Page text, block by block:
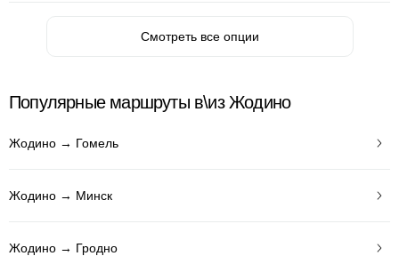
Смотреть все опции
Популярные маршруты в\из Жодино
Жодино → Гомель
Жодино → Минск
Жодино → Гродно